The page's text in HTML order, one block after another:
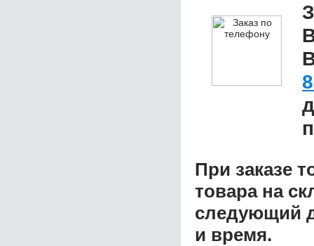
При заказе
товара на
следующий
и время.